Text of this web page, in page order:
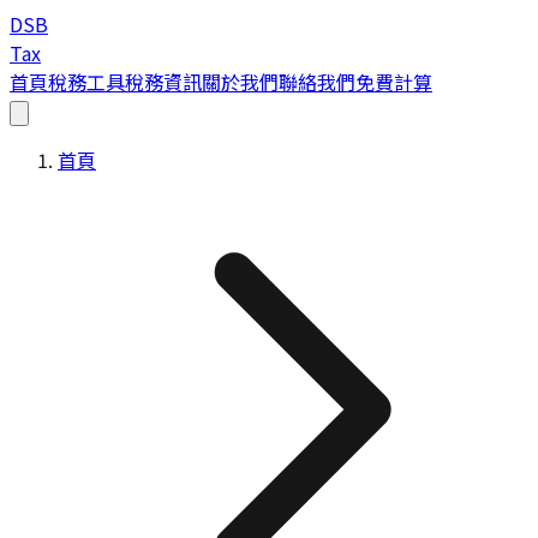
DSB
Tax
首頁稅務工具稅務資訊關於我們聯絡我們免費計算
首頁